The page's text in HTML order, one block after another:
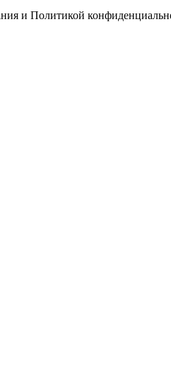
и Политикой